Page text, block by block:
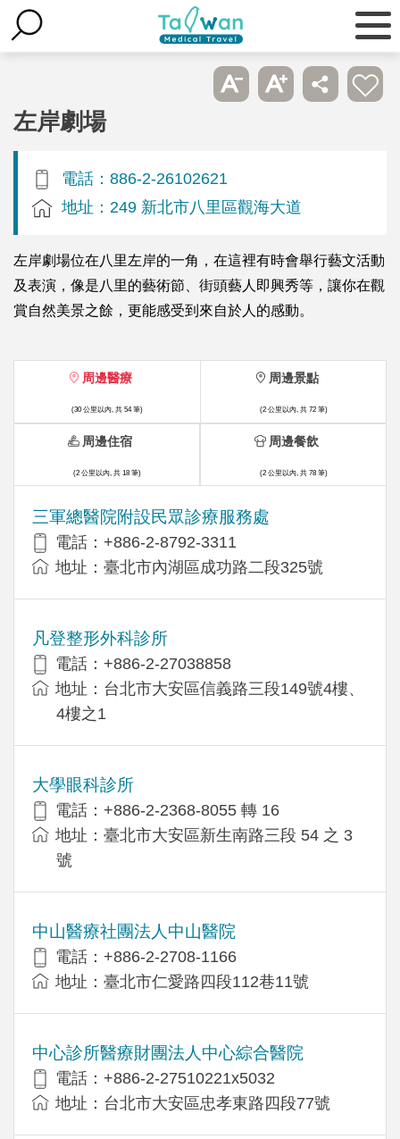
左岸劇場
電話：886-2-26102621
地址：249 新北市八里區觀海大道
左岸劇場位在八里左岸的一角，在這裡有時會舉行藝文活動
及表演，像是八里的藝術節、街頭藝人即興秀等，讓你在觀
賞自然美景之餘，更能感受到來自於人的感動。
周邊醫療
(30 公里以內, 共 54 筆)
三軍總醫院附設民眾診療服務處
電話：+886-2-8792-3311
地址：臺北市內湖區成功路二段325號
凡登整形外科診所
電話：+886-2-27038858
地址：台北市大安區信義路三段149號4樓、
4樓之1
大學眼科診所
電話：+886-2-2368-8055 轉 16
地址：臺北市大安區新生南路三段 54 之 3
號
中山醫療社團法人中山醫院
電話：+886-2-2708-1166
地址：臺北市仁愛路四段112巷11號
中心診所醫療財團法人中心綜合醫院
電話：+886-2-27510221x5032
地址：台北市大安區忠孝東路四段77號
周邊景點
(2 公里以內, 共 72 筆)
周邊住宿
(2 公里以內, 共 18 筆)
周邊餐飲
(2 公里以內, 共 78 筆)